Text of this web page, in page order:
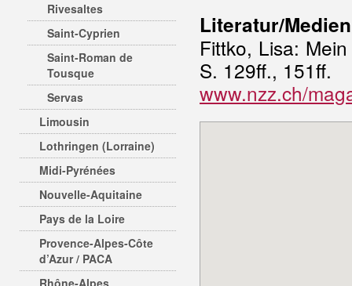
Rivesaltes
Saint-Cyprien
Saint-Roman de
Tousque
Servas
Limousin
Lothringen (Lorraine)
Midi-Pyrénées
Nouvelle-Aquitaine
Pays de la Loire
Provence-Alpes-Côte
d’Azur / PACA
Rhône-Alpes
Literatur/Medien
Fittko, Lisa:
S. 129ff., 151ff.
www.nzz.ch/